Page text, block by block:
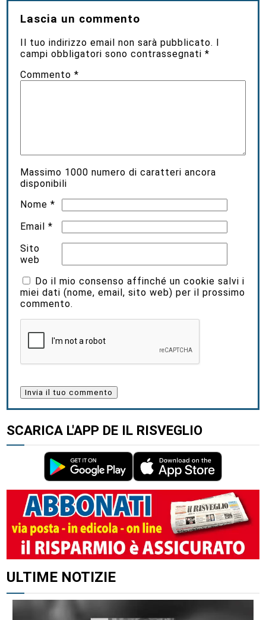
Lascia un commento
Il tuo indirizzo email non sarà pubblicato. I
campi obbligatori sono contrassegnati*
Commento*
Massimo 1000 numero di caratteri ancora
disponibili
Nome*
Email*
Sito
web
Do il mio consenso affinché un cookie salvi i
miei dati (nome, email, sito web) per il prossimo
commento.
SCARICA L'APP DE IL RISVEGLIO
ALTRI ARTICOLI DI QUESTO AUTORE
ULTIME NOTIZIE